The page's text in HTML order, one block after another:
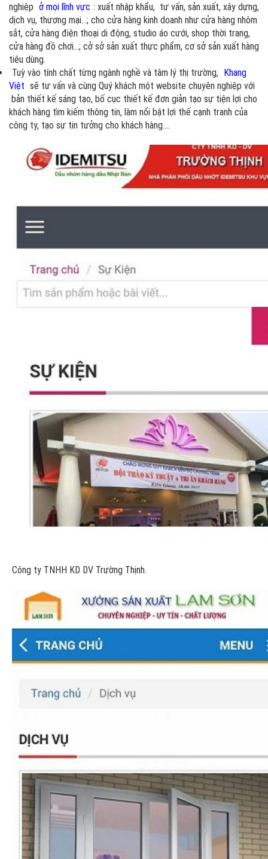
nghiệp ở mọi lĩnh vực : xuất nhập khẩu, tư vấn, sản xuất, xây dựng,
dịch vụ, thương mại...; cho cửa hàng kinh doanh như cửa hàng nhôm
sắt, cửa hàng điện thoại di động, studio áo cưới, shop thời trang,
cửa hàng đồ chơi...; cở sở sản xuất thực phẩm, cơ sở sản xuất hàng
tiêu dùng.
Tuỳ vào tính chất từng ngành nghề và tâm lý thị trường, Khang
Việt sẽ tư vấn và cùng Quý khách một website chuyên nghiệp với
bản thiết kế sáng tạo, bố cục thiết kế đơn giản tạo sự tiện lợi cho
khách hàng tìm kiếm thông tin, làm nổi bật lợi thế cạnh tranh của
công ty, tạo sự tin tưởng cho khách hàng....
Công ty TNHH KD DV Trường Thịnh.